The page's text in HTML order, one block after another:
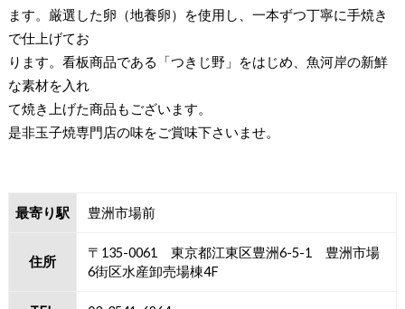
ます。厳選した卵（地養卵）を使用し、一本ずつ丁寧に手焼き
で仕上げてお
ります。看板商品である「つきじ野」をはじめ、魚河岸の新鮮
な素材を入れ
て焼き上げた商品もございます。
是非玉子焼専門店の味をご賞味下さいませ。
最寄り駅 豊洲市場前
住所
〒135-0061 東京都江東区豊洲6-5-1 豊洲市場
6街区水産卸売場棟4F